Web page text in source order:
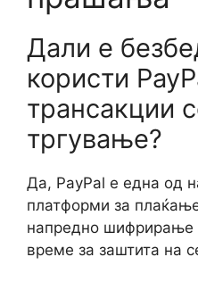
Дали е
користи
трансакции
тргување?
Да, PayPal е една од
платформи за
напредно шифрирање
време за заштита на